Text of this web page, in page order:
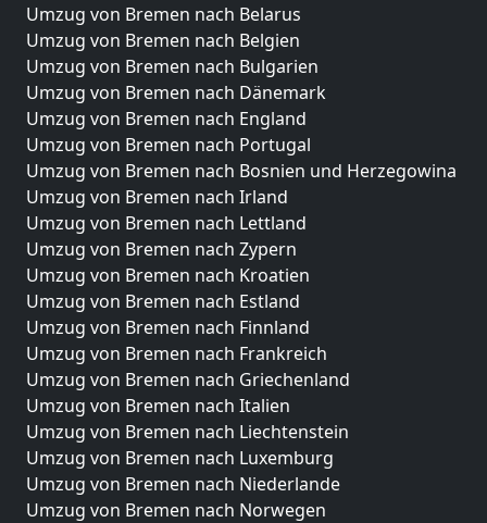
Umzug von Bremen nach Belarus
Umzug von Bremen nach Belgien
Umzug von Bremen nach Bulgarien
Umzug von Bremen nach Dänemark
Umzug von Bremen nach England
Umzug von Bremen nach Portugal
Umzug von Bremen nach Bosnien und Herzegowina
Umzug von Bremen nach Irland
Umzug von Bremen nach Lettland
Umzug von Bremen nach Zypern
Umzug von Bremen nach Kroatien
Umzug von Bremen nach Estland
Umzug von Bremen nach Finnland
Umzug von Bremen nach Frankreich
Umzug von Bremen nach Griechenland
Umzug von Bremen nach Italien
Umzug von Bremen nach Liechtenstein
Umzug von Bremen nach Luxemburg
Umzug von Bremen nach Niederlande
Umzug von Bremen nach Norwegen